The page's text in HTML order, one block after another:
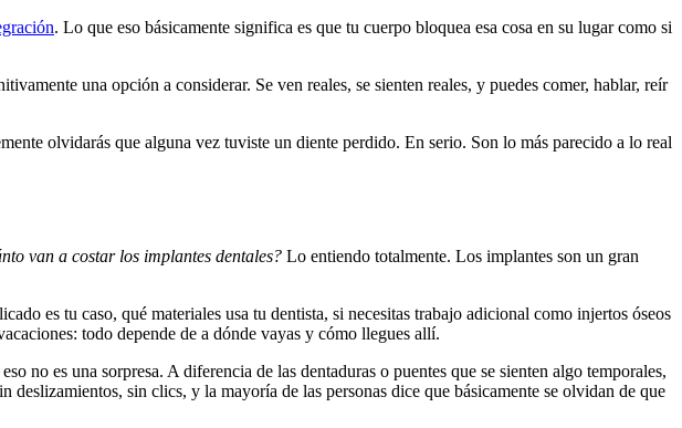
. Lo que eso básicamente significa es que tu cuerpo bloquea esa cosa en su lugar como si
una opción a considerar. Se ven reales, se sienten reales, y puedes comer, hablar, reír
olvidarás que alguna vez tuviste un diente perdido. En serio. Son lo más parecido a lo real
van a costar los implantes dentales? Lo entiendo totalmente. Los implantes son un gran
es tu caso, qué materiales usa tu dentista, si necesitas trabajo adicional como injertos óseos
todo depende de a dónde vayas y cómo llegues allí.
no es una sorpresa. A diferencia de las dentaduras o puentes que se sienten algo temporales,
deslizamientos, sin clics, y la mayoría de las personas dice que básicamente se olvidan de que